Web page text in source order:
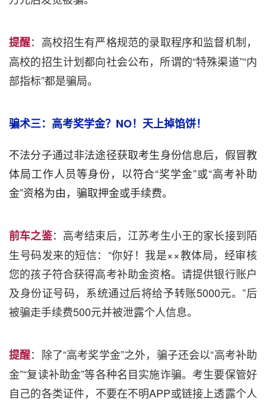
提醒：高校招生有严格规范的录取程序和监督机制，
高校的招生计划都向社会公布，所谓的“特殊渠道”“内
部指标”都是骗局。
骗术三：高考奖学金？NO！天上掉馅饼！
不法分子通过非法途径获取考生身份信息后，假冒教
体局工作人员等身份，以符合“奖学金”或“高考补助
金”资格为由，骗取押金或手续费。
前车之鉴：高考结束后，江苏考生小王的家长接到陌
生号码发来的短信：“你好！我是××教体局，经审核
您的孩子符合获得高考补助金资格。请提供银行账户
及身份证号码，系统通过后将给予转账5000元。”后
被骗走手续费500元并被泄露个人信息。
提醒：除了“高考奖学金”之外，骗子还会以“高考补助
金”“复读补助金”等各种名目实施诈骗。考生要保管好
自己的各类证件，不要在不明APP或链接上透露个人